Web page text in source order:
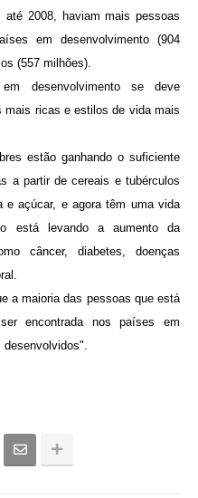
até 2008, haviam mais pessoas
em desenvolvimento (904
(557 milhões).
desenvolvimento se deve
mais ricas e estilos de vida mais
estão ganhando o suficiente
a partir de cereais e tubérculos
e açúcar, e agora têm uma vida
está levando a aumento da
câncer, diabetes, doenças
a maioria das pessoas que está
encontrada nos países em